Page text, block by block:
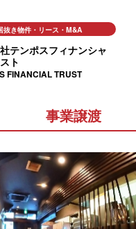
テンポスフィナンシャ
ト
FINANCIAL TRUST
抜き物件・リース・M&A
事業譲渡